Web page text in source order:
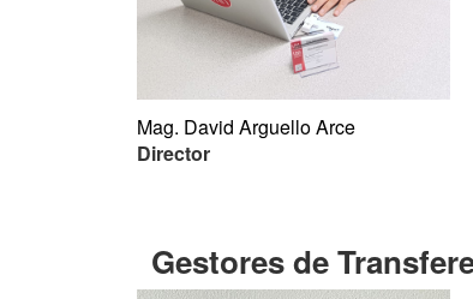
Mag. David Arguello Arce
Director
Gestores de